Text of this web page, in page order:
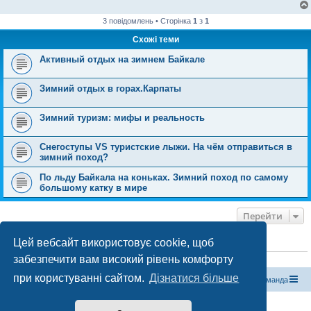
Цей вебсайт використовує cookie, щоб
забезпечити вам високий рівень комфорту
при користуванні сайтом. Дізнатися більше
3 повідомлень • Сторінка 1 з 1
Схожі теми
Активный отдых на зимнем Байкале
Зимний отдых в горах.Карпаты
Зимний туризм: мифы и реальность
Снегоступы VS туристские лыжи. На чём отправиться в
зимний поход?
По льду Байкала на коньках. Зимний поход по самому
большому катку в мире
Перейти
ХТО ЗАРАЗ ОНЛАЙН
Зараз переглядають цей форум:ClaudeBot [бот ШІ]і 0 гостей
Магазин спорядження Туристичний форум «Рюкзак» Команда
Працює на phpBB® Forum Software © phpBB Limited